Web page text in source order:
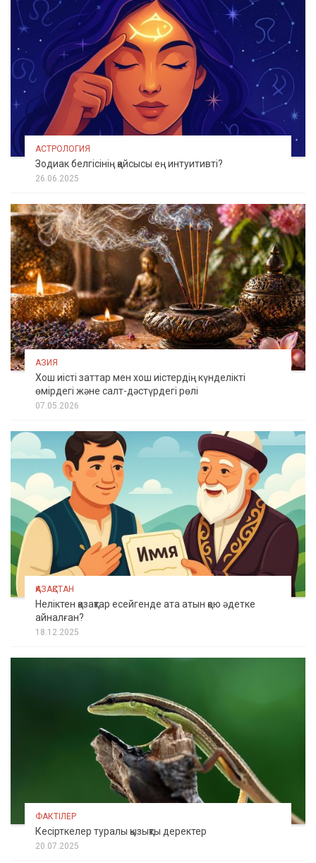
АСТРОЛОГИЯ
Зодиак белгісінің қайсысы ең интуитивті?
26.06.2025
АЗИЯ
Хош иісті заттар мен хош иістердің күнделікті
өмірдегі және салт-дәстүрдегі рөлі
07.05.2026
ҚАЗАҚСТАН
Неліктен қазақтар есейгенде ата атын қою әдетке
айналған?
18.12.2025
ФАКТІЛЕР
Кесірткелер туралы қызықты деректер
20.07.2025